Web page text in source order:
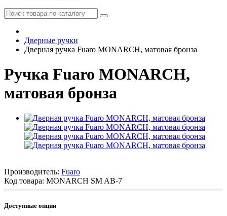
Дверные ручки
Дверная ручка Fuaro MONARCH, матовая бронза
Ручка Fuaro MONARCH,
матовая бронза
Производитель: Fuaro
Код товара: MONARCH SM AB-7
Доступные опции